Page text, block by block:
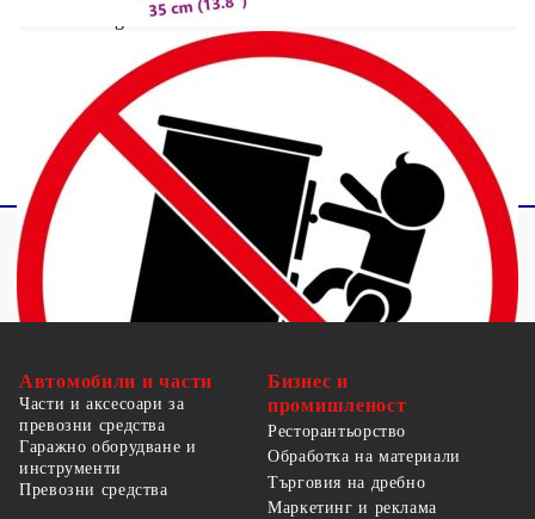
Legal Documents:
Повече подробности за предотвратяване на
преобръщането на вашите мебели можете да
намеритетук
Автомобили и части
Части и аксесоари за
превозни средства
Гаражно оборудване и
инструменти
Превозни средства
Бизнес и
промишленост
Ресторантьорство
Обработка на материали
Търговия на дребно
Маркетинг и реклама